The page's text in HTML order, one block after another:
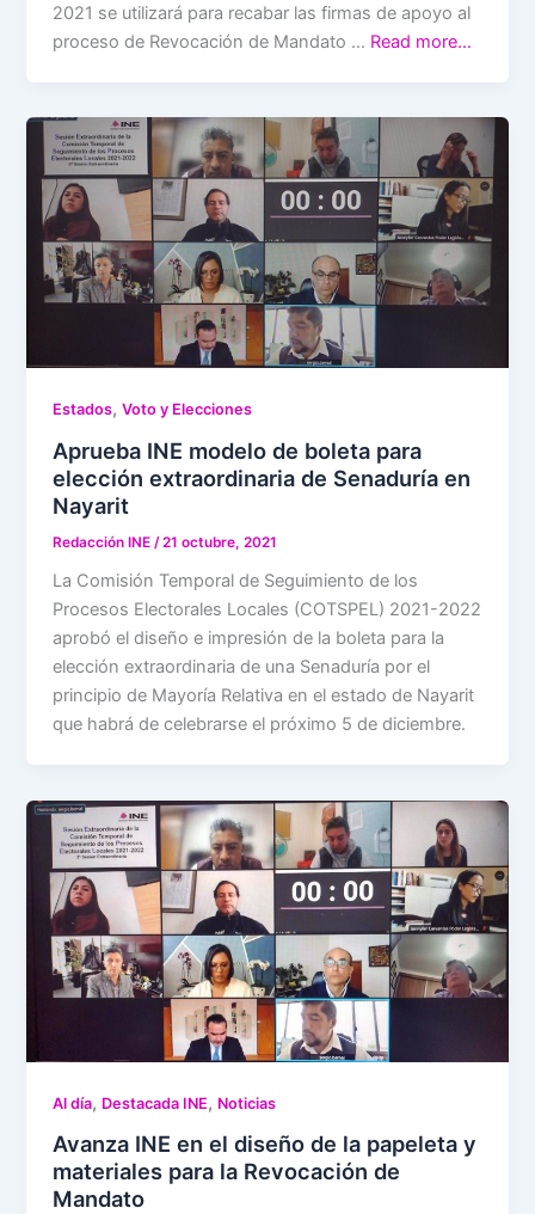
2021 se utilizará para recabar las firmas de apoyo al
proceso de Revocación de Mandato … Read more…
Estados,Voto y Elecciones
Aprueba INE modelo de boleta para
elección extraordinaria de Senaduría en
Nayarit
Redacción INE /21 octubre, 2021
La Comisión Temporal de Seguimiento de los
Procesos Electorales Locales (COTSPEL) 2021-2022
aprobó el diseño e impresión de la boleta para la
elección extraordinaria de una Senaduría por el
principio de Mayoría Relativa en el estado de Nayarit
que habrá de celebrarse el próximo 5 de diciembre.
Al día, Destacada INE, Noticias
Avanza INE en el diseño de la papeleta y
materiales para la Revocación de
Mandato